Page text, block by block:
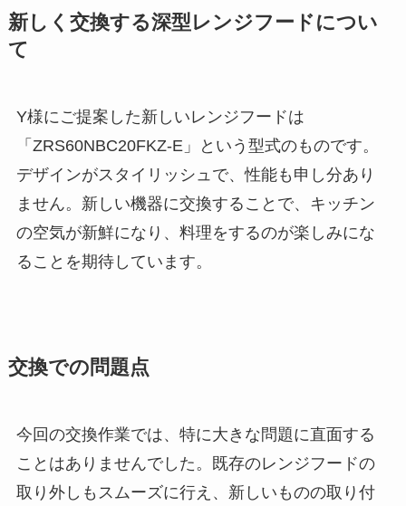
新しく交換する深型レンジフードについ
て
Y様にご提案した新しいレンジフードは
「ZRS60NBC20FKZ-E」という型式のものです。
デザインがスタイリッシュで、性能も申し分あり
ません。新しい機器に交換することで、キッチン
の空気が新鮮になり、料理をするのが楽しみにな
ることを期待しています。
交換での問題点
今回の交換作業では、特に大きな問題に直面する
ことはありませんでした。既存のレンジフードの
取り外しもスムーズに行え、新しいものの取り付